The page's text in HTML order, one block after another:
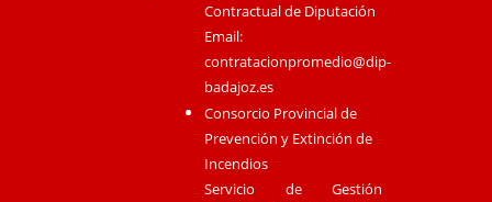
Contractual de Diputación
Email:
contratacionpromedio@dip-
badajoz.es
Consorcio Provincial de
Prevención y Extinción de
Incendios
Servicio de Gestión